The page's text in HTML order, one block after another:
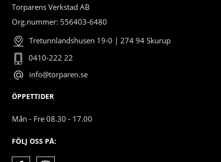
Torparens Verkstad AB
Org.nummer: 556403-6480
Tretunnlandshusen 19-0 | 274 94 Skurup
0410-222 22
info@torparen.se
ÖPPETTIDER
Mån - Fre 08.30 - 17.00
FÖLJ OSS PÅ: